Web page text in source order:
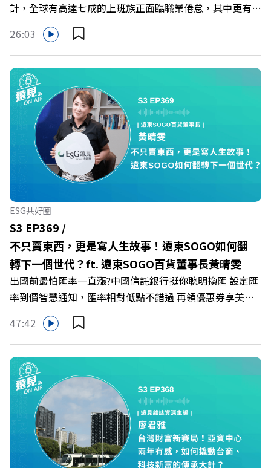
計，全球有高達七成的上班族正面臨職業倦怠，其中更有三
成默默承受著「沉默的倦怠」。當主管的期待、同儕的競爭
與承上啟下的壓力成為日常，身在職場的我們該如何停止無
止境的自我懷疑，在人際風暴中找回安頓內心的力量？ 本
集《遠見ON AIR》邀請新書《透視職場冰山》作者、薩提
爾模式溝通引導師李崇義與謝佳芸，教你如何看穿職場底層
的應對姿態，以及在緊湊的職場節奏中，修煉安頓心法！
🔺你的自我價值，難道只能由考績和主管來決定？ 🔺你或
你的同事，正在用哪種「不一致」的姿態應對壓力？ 🔺如
何在中高壓的「三明治主管」困境中全身而退？ 主持人／
遠見雜誌總編輯 林讓均 與談人／薩提爾模式溝通引導師、
作者 李崇義、謝佳芸 +++++ 🫧清除腦袋的盲點，也順手理
清生活的雜亂。 點開看質感養成術>>
https://gvmkt.pse.is/9al3px ✨關注《遠見》更多的社群：
LINE：https://reurl.cc/A4ELQp IG：
https://bit.ly/3AjBWNV YT：https://bit.ly/38jNi9k
Powered by Firstory Hosting
26:03
ESG共好圈
S3 EP369 /
不只賣東西，更是寫人生故事！遠東SOGO如何翻
轉下一個世代？ft. 遠東SOGO百貨董事長黃晴雯
出國前最怕匯率一直漲?中國信託銀行挺你聰明換匯 設定匯
率到價智慧通知，匯率相對低點不錯過 再領優惠券享美金
最高減3分等優惠 立即設定： https://fstry.pse.is/9d7lr7
投資外幣如幣別轉換可能產生匯兌損失，應評估涉及自身情
況審慎投資。 完整注意事項詳見網站資訊。 —— 以上為
Firstory Podcast 廣告 —— 在永續減碳、綠色消費與友善
職場的變革浪潮下，傳統大流量、高耗能的百貨零售業該如
何轉型突圍？ 本集《遠見ON AIR》邀請到遠東SOGO百貨
董事長黃晴雯，帶你解析遠東SOGO如何透過戰略布局，打
造出兼顧企業獲利與社會共好的綠色零售新契機！ 🔺如何
從單純百貨專櫃轉型為有溫度的利他平台？ 🔺最難節能的
零售業如何落實「EP100」能效倍增計畫？ 🔺成功推動育
47:42